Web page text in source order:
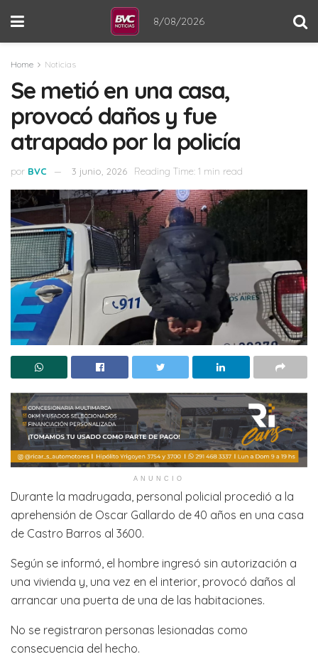
8/08/2026
Home Noticias
Se metió en una casa,
provocó daños y fue
atrapado por la policía
por BVC 3 junio, 2026 Reading Time: 1 min read
ANUNCIO
Durante la madrugada, personal policial procedió a la
aprehensión de Oscar Gallardo de 40 años en una casa
de Castro Barros al 3600.
Según se informó, el hombre ingresó sin autorización a
una vivienda y, una vez en el interior, provocó daños al
arrancar una puerta de una de las habitaciones.
No se registraron personas lesionadas como
consecuencia del hecho.